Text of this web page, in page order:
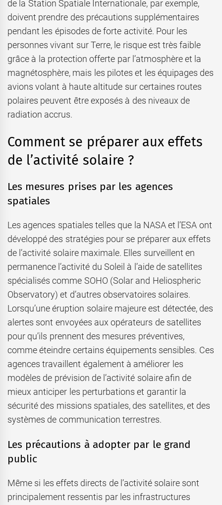
de la Station Spatiale Internationale, par exemple,
doivent prendre des précautions supplémentaires
pendant les épisodes de forte activité. Pour les
personnes vivant sur Terre, le risque est très faible
grâce à la protection offerte par l’atmosphère et la
magnétosphère, mais les pilotes et les équipages des
avions volant à haute altitude sur certaines routes
polaires peuvent être exposés à des niveaux de
radiation accrus.
Comment se préparer aux effets
de l’activité solaire ?
Les mesures prises par les agences
spatiales
Les agences spatiales telles que la NASA et l’ESA ont
développé des stratégies pour se préparer aux effets
de l’activité solaire maximale. Elles surveillent en
permanence l’activité du Soleil à l’aide de satellites
spécialisés comme SOHO (Solar and Heliospheric
Observatory) et d’autres observatoires solaires.
Lorsqu’une éruption solaire majeure est détectée, des
alertes sont envoyées aux opérateurs de satellites
pour qu’ils prennent des mesures préventives,
comme éteindre certains équipements sensibles. Ces
agences travaillent également à améliorer les
modèles de prévision de l’activité solaire afin de
mieux anticiper les perturbations et garantir la
sécurité des missions spatiales, des satellites, et des
systèmes de communication terrestres.
Les précautions à adopter par le grand
public
Même si les effets directs de l’activité solaire sont
principalement ressentis par les infrastructures